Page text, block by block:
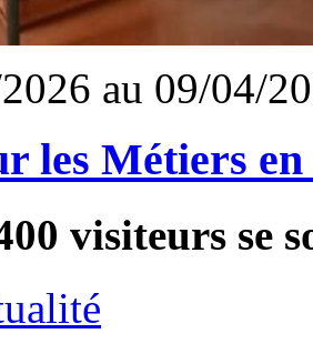
au 09/04/
les Métiers
visiteurs se